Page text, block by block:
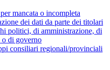
mancata o incompleta
dei dati da parte dei titolari
politici, di amministrazione, di
o di governo
consiliari regionali/provinciali